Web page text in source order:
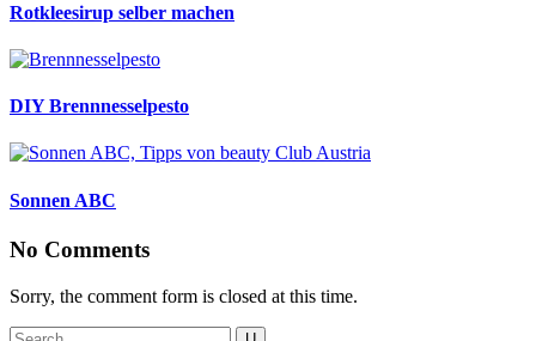
Rotkleesirup selber machen
DIY Brennnesselpesto
Sonnen ABC
No Comments
Sorry, the comment form is closed at this time.